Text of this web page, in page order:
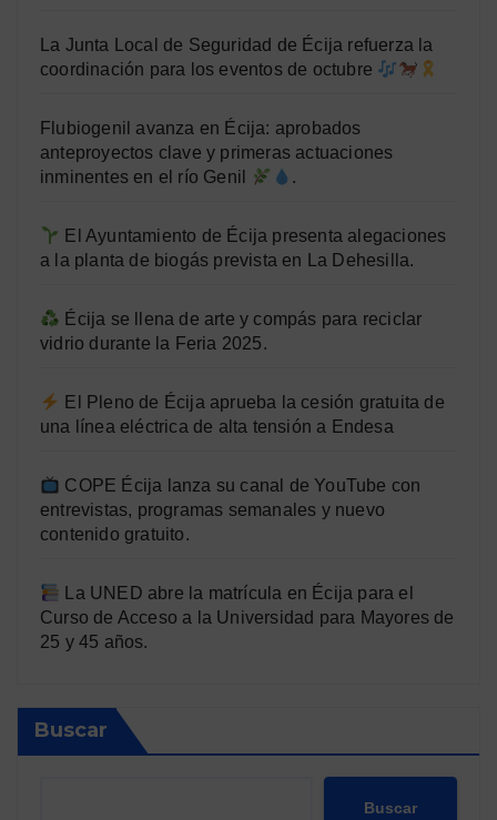
La Junta Local de Seguridad de Écija refuerza la
coordinación para los eventos de octubre
Flubiogenil avanza en Écija: aprobados
anteproyectos clave y primeras actuaciones
inminentes en el río Genil
.
El Ayuntamiento de Écija presenta alegaciones
a la planta de biogás prevista en La Dehesilla.
Écija se llena de arte y compás para reciclar
vidrio durante la Feria 2025.
El Pleno de Écija aprueba la cesión gratuita de
una línea eléctrica de alta tensión a Endesa
COPE Écija lanza su canal de YouTube con
entrevistas, programas semanales y nuevo
contenido gratuito.
La UNED abre la matrícula en Écija para el
Curso de Acceso a la Universidad para Mayores de
25 y 45 años.
Buscar
Buscar